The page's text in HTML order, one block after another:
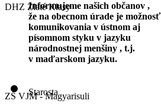
DHZ Zlaté Klasy
ZŠ VJM - Magyarisuli
Informujeme našich občanov ,
že na obecnom úrade je možnosť
komunikovania v ústnom aj
písomnom styku v jazyku
národnostnej menšiny , t.j.
v maďarskom jazyku.
Starosta